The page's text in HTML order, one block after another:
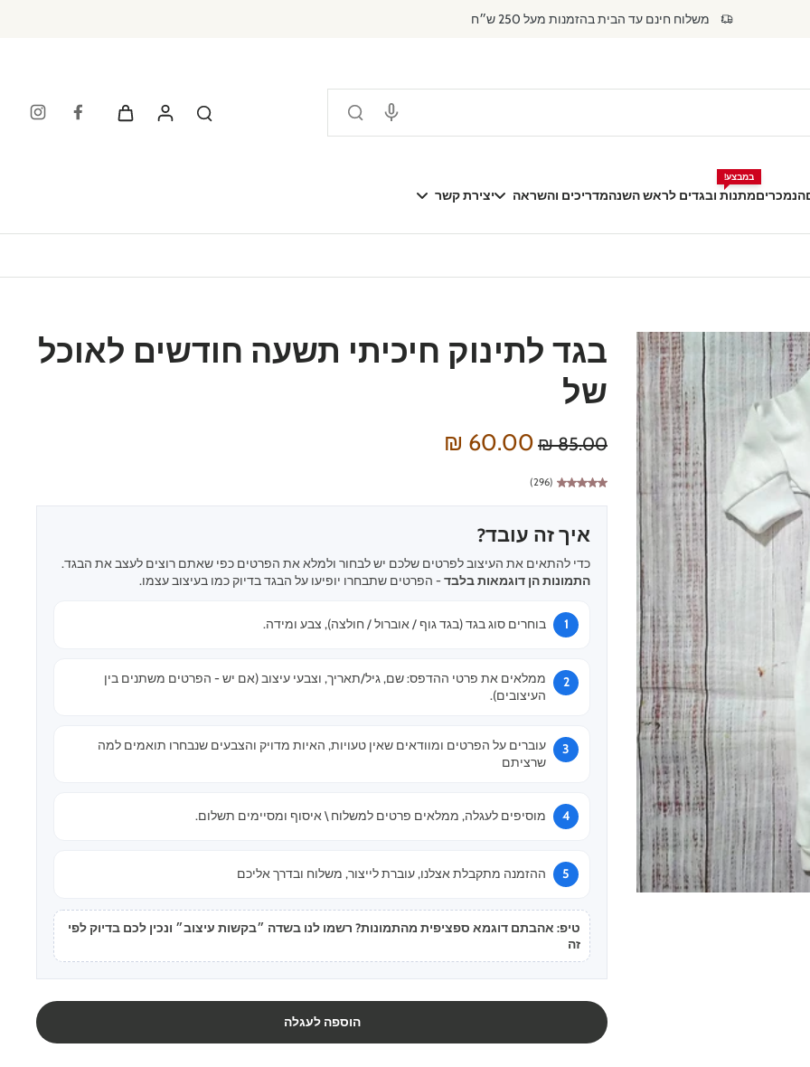
משלוח חינם עד הבית בהזמנות מעל 250 ש״ח
הנמכריםמתנות ובגדים לראש השנה
במבצע!
מדריכים והשראה יצירת קשר
דילוג
לפרטי
המוצר
בגד לתינוק חיכיתי תשעה חודשים לאוכל
של
85.00 ₪
60.00 ₪
(296)
איך זה עובד?
כדי להתאים את העיצוב לפרטים שלכם יש לבחור ולמלא את הפרטים כפי שאתם רוצים לעצב את הבגד.
התמונות הן דוגמאות בלבד- הפרטים שתבחרו יופיעו על הבגד בדיוק כמו בעיצוב עצמו.
בוחרים סוג בגד (בגד גוף / אוברול / חולצה), צבע ומידה.
ממלאים את פרטי ההדפס: שם, גיל/תאריך, וצבעי עיצוב (אם יש - הפרטים משתנים בין
העיצובים).
עוברים על הפרטים ומוודאים שאין טעויות, האיות מדויק והצבעים שנבחרו תואמים למה
שרציתם
מוסיפים לעגלה, ממלאים פרטים למשלוח \ איסוף ומסיימים תשלום.
ההזמנה מתקבלת אצלנו, עוברת לייצור, משלוח ובדרך אליכם
טיפ: אהבתם דוגמא ספציפית מהתמונות? רשמו לנו בשדה ״בקשות עיצוב״ ונכין לכם בדיוק לפי
זה
הוספה לעגלה